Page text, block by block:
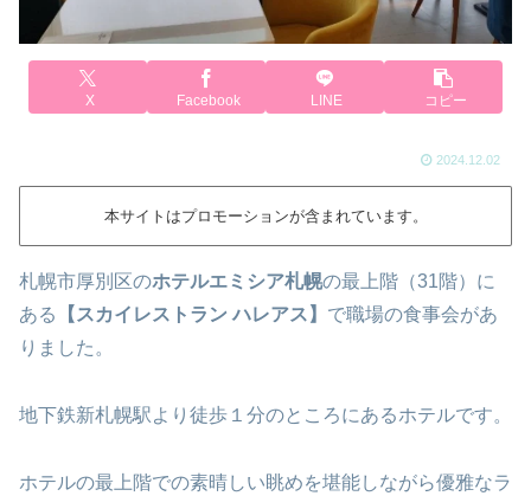
X Facebook LINE コピー
2024.12.02
本サイトはプロモーションが含まれています。
札幌市厚別区のホテルエミシア札幌の最上階（31階）に
ある
【スカイレストラン ハレアス】 で職場の食事会があ
りました。
地下鉄新札幌駅より徒歩１分のところにあるホテルです。
ホテルの最上階での素晴しい眺めを堪能しながら優雅なラ